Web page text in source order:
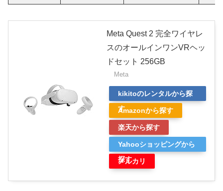
Meta Quest 2 完全ワイヤレ
スのオールインワンVRヘッ
ドセット 256GB
Meta
kikitoのレンタルから探
す
Amazonから探す
楽天から探す
Yahooショッピングから
探す
メルカリ